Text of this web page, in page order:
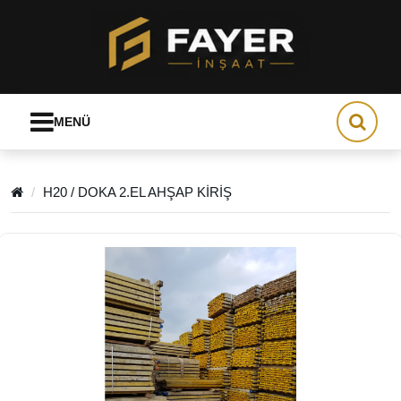
MENÜ
H20 / DOKA 2.EL AHŞAP KİRİŞ